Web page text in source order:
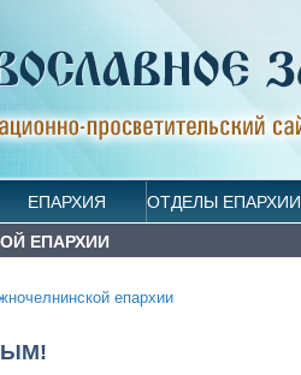
ЕПАРХИЯ ОТДЕЛЫ ЕПАРХИИ
ЕПАРХИИ
епархии